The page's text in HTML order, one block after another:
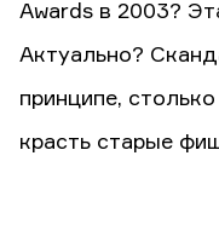
Awards в 2003?
Актуально?
принципе,
красть старые